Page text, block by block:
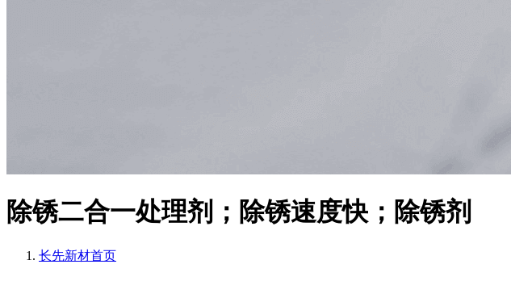
除锈二合一处理剂；除锈速度快；除锈剂
长先新材首页